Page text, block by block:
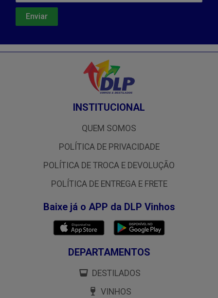
INSTITUCIONAL
QUEM SOMOS
POLÍTICA DE PRIVACIDADE
POLÍTICA DE TROCA E DEVOLUÇÃO
POLÍTICA DE ENTREGA E FRETE
Baixe já o APP da DLP Vinhos
DEPARTAMENTOS
DESTILADOS
VINHOS